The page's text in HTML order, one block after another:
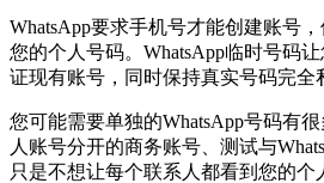
WhatsApp要求手机号才能创建账号
您的个人号码。WhatsApp临时号码
证现有账号，同时保持真实号码完全
您可能需要单独的WhatsApp号码有
人账号分开的商务账号、测试与
只是不想让每个联系人都看到您的个